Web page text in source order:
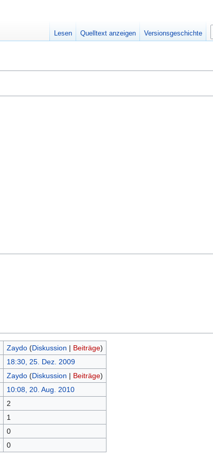
Zaydo (Diskussion | Beiträge)
18:30, 25. Dez. 2009
Zaydo (Diskussion | Beiträge)
10:08, 20. Aug. 2010
2
1
0
0
Lesen Quelltext anzeigen Versionsgeschichte